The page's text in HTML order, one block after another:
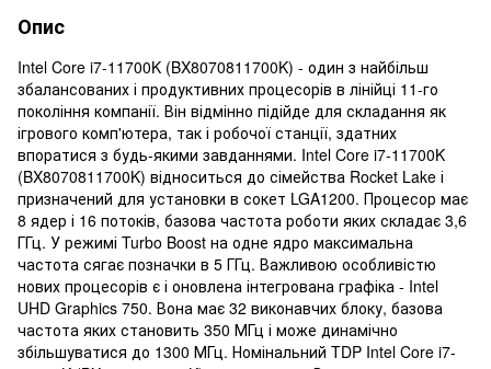
Опис
Intel Core i7-11700K (BX8070811700K) - один з найбільш
збалансованих і продуктивних процесорів в лінійці 11-го
покоління компанії. Він відмінно підійде для складання як
ігрового комп'ютера, так і робочої станції, здатних
впоратися з будь-якими завданнями. Intel Core i7-11700K
(BX8070811700K) відноситься до сімейства Rocket Lake і
призначений для установки в сокет LGA1200. Процесор має
8 ядер і 16 потоків, базова частота роботи яких складає 3,6
ГГц. У режимі Turbo Boost на одне ядро максимальна
частота сягає позначки в 5 ГГц. Важливою особливістю
нових процесорів є і оновлена інтегрована графіка - Intel
UHD Graphics 750. Вона має 32 виконавчих блоку, базова
частота яких становить 350 МГц і може динамічно
збільшуватися до 1300 МГц. Номінальний TDP Intel Core i7-